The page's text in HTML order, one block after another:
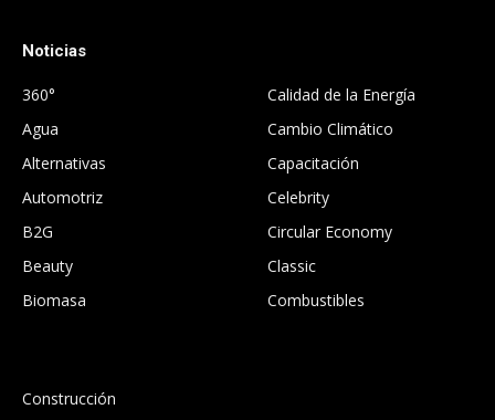
Noticias
360°
Agua
Alternativas
Automotriz
B2G
Beauty
Biomasa
Calidad de la Energía
Cambio Climático
Capacitación
Celebrity
Circular Economy
Classic
Combustibles
Construcción